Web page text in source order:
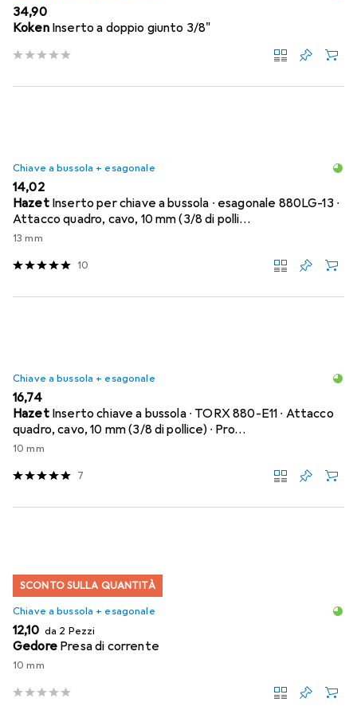
EUR
34,90
Koken Inserto a doppio giunto 3/8"
Chiave a bussola + esagonale
EUR
14,02
Hazet Inserto per chiave a bussola ∙ esagonale 880LG-13 ∙
Attacco quadro, cavo, 10 mm (3/8 di polli…
13 mm
10
Chiave a bussola + esagonale
EUR
16,74
Hazet Inserto chiave a bussola ∙ TORX 880-E11 ∙ Attacco
quadro, cavo, 10 mm (3/8 di pollice) ∙ Pro…
10 mm
7
SCONTO SULLA QUANTITÀ
Chiave a bussola + esagonale
EUR
12,10 da 2 Pezzi
Gedore Presa di corrente
10 mm